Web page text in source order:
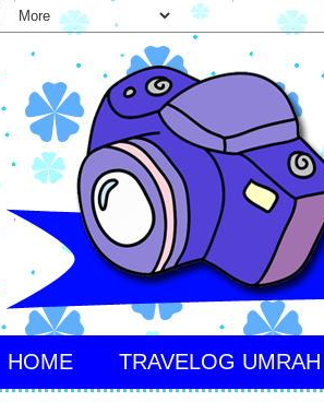
HOME TRAVELOG UMRAH